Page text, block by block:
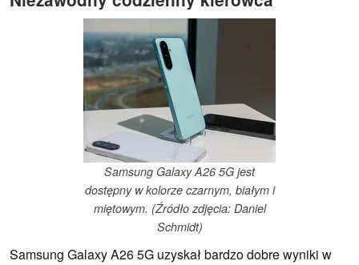
Samsung Galaxy A26 5G jest
dostępny w kolorze czarnym, białym i
miętowym. (Źródło zdjęcia: Daniel
Schmidt)
Samsung Galaxy A26 5G uzyskał bardzo dobre wyniki w